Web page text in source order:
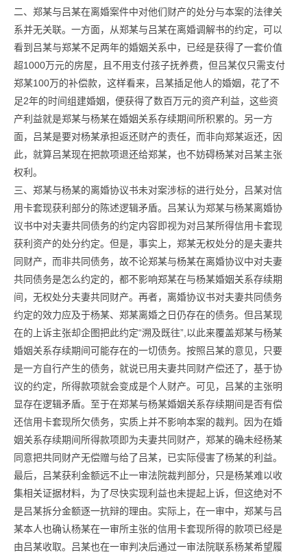
二、郑某与吕某在离婚案件中对他们财产的处分与本案的法律关
系并无关联。一方面，从郑某与吕某在离婚调解书的约定，可以
看到吕某与郑某不足两年的婚姻关系中，已经是获得了一套价值
超1000万元的房屋，且不用支付孩子抚养费，但吕某仅只需支付
郑某100万的补偿款，这样看来，吕某插足他人的婚姻，花了不
足2年的时间组建婚姻，便获得了数百万元的资产利益，这些资
产利益就是郑某与杨某在婚姻关系存续期间所积累的。另一方
面，吕某是要对杨某承担返还财产的责任，而非向郑某返还，因
此，就算吕某现在把款项退还给郑某，也不妨碍杨某对吕某主张
权利。
三、郑某与杨某的离婚协议书未对案涉标的进行处分，吕某对信
用卡套现获利部分的陈述逻辑矛盾。吕某认为郑某与杨某离婚协
议书中对夫妻共同债务的约定内容即视为对吕某所得信用卡套现
获利资产的处分约定。但是，事实上，郑某无权处分的是夫妻共
同财产，而非共同债务，故不论郑某与杨某在离婚协议中对夫妻
共同债务是怎么约定的，都不影响郑某在与杨某婚姻关系存续期
间，无权处分夫妻共同财产。再者，离婚协议书对夫妻共同债务
约定的效力应及于杨某、郑某离婚之日仍存在的债务。但吕某现
在的上诉主张却企图把此约定“溯及既往”,以此来覆盖郑某与杨某
婚姻关系存续期间可能存在的一切债务。按照吕某的意见，只要
是一方自行产生的债务，就说已用夫妻共同财产偿还了，基于协
议的约定，所得款项就会变成是个人财产。可见，吕某的主张明
显存在逻辑矛盾。至于在郑某与杨某婚姻关系存续期间是否有偿
还信用卡套现所欠债务，实质上并不影响本案的裁判。因为在婚
姻关系存续期间所得款项即为夫妻共同财产，郑某的确未经杨某
同意把共同财产无偿赠与给了吕某，已实际侵害了杨某的利益。
最后，吕某获利金额远不止一审法院裁判部分，只是杨某难以收
集相关证据材料，为了尽快实现利益也未提起上诉，但这绝对不
是吕某拆分金额逐一抗辩的理由。实际上，在一审中，郑某与吕
某本人也确认杨某在一审所主张的信用卡套现所得的款项已经是
由吕某收取。吕某也在一审判决后通过一审法院联系杨某希望履